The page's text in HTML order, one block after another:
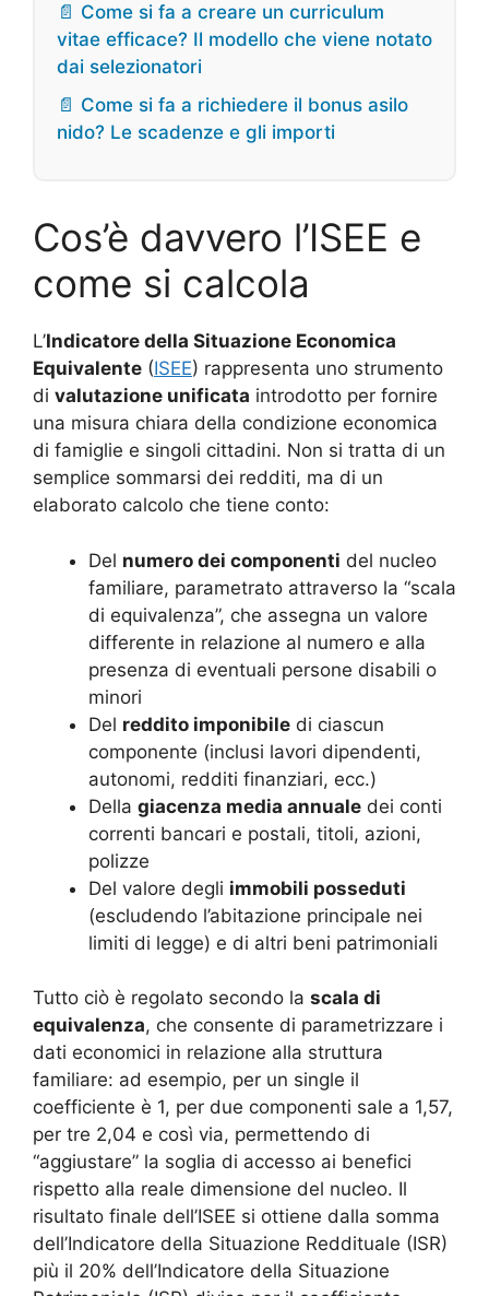
📄 Come si fa a creare un curriculum
vitae efficace? Il modello che viene notato
dai selezionatori
📄 Come si fa a richiedere il bonus asilo
nido? Le scadenze e gli importi
Cos’è davvero l’ISEE e
come si calcola
L’Indicatore della Situazione Economica
Equivalente (ISEE) rappresenta uno strumento
di valutazione unificata introdotto per fornire
una misura chiara della condizione economica
di famiglie e singoli cittadini. Non si tratta di un
semplice sommarsi dei redditi, ma di un
elaborato calcolo che tiene conto:
Del numero dei componenti del nucleo
familiare, parametrato attraverso la “scala
di equivalenza”, che assegna un valore
differente in relazione al numero e alla
presenza di eventuali persone disabili o
minori
Del reddito imponibile di ciascun
componente (inclusi lavori dipendenti,
autonomi, redditi finanziari, ecc.)
Della giacenza media annuale dei conti
correnti bancari e postali, titoli, azioni,
polizze
Del valore degli immobili posseduti
(escludendo l’abitazione principale nei
limiti di legge) e di altri beni patrimoniali
Tutto ciò è regolato secondo la scala di
equivalenza, che consente di parametrizzare i
dati economici in relazione alla struttura
familiare: ad esempio, per un single il
coefficiente è 1, per due componenti sale a 1,57,
per tre 2,04 e così via, permettendo di
“aggiustare” la soglia di accesso ai benefici
rispetto alla reale dimensione del nucleo. Il
risultato finale dell’ISEE si ottiene dalla somma
dell’Indicatore della Situazione Reddituale (ISR)
più il 20% dell’Indicatore della Situazione